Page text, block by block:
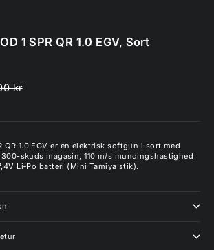
1 SPR QR 1.0 EGV, Sort
kr
QR 1.0 EGV er en elektrisk softgun i sort med
skuds magasin, 110 m/s mundingshastighed
Li‑Po batteri (Mini Tamiya stik).